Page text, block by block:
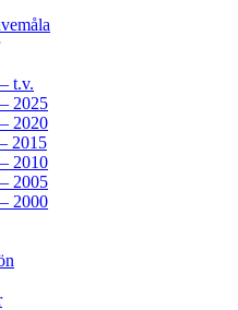
t.v.
2025
2020
2015
2010
2005
2000